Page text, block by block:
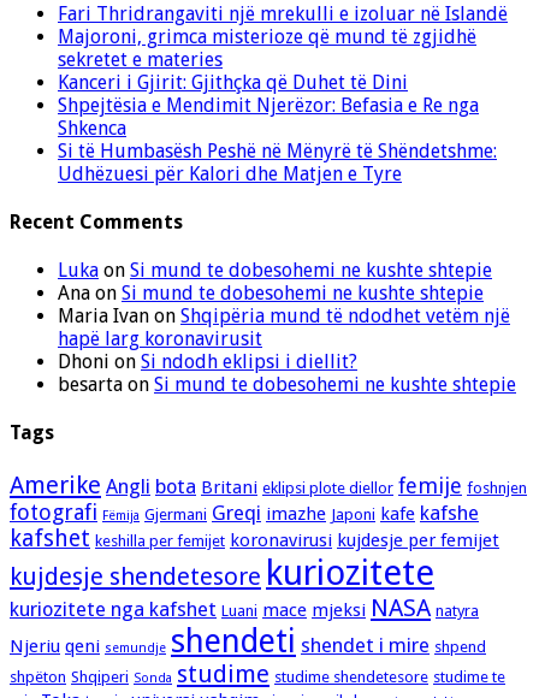
Fari Thridrangaviti një mrekulli e izoluar në Islandë
Majoroni, grimca misterioze që mund të zgjidhë
sekretet e materies
Kanceri i Gjirit: Gjithçka që Duhet të Dini
Shpejtësia e Mendimit Njerëzor: Befasia e Re nga
Shkenca
Si të Humbasësh Peshë në Mënyrë të Shëndetshme:
Udhëzuesi për Kalori dhe Matjen e Tyre
Recent Comments
Luka on Si mund te dobesohemi ne kushte shtepie
Ana on Si mund te dobesohemi ne kushte shtepie
Maria Ivan on Shqipëria mund të ndodhet vetëm një
hapë larg koronavirusit
Dhoni on Si ndodh eklipsi i diellit?
besarta on Si mund te dobesohemi ne kushte shtepie
Tags
Amerike Angli bota Britani eklipsi plote diellor femije foshnjen
fotografi Fëmija Gjermani Greqi imazhe Japoni kafe kafshe
kafshet keshilla per femijet koronavirusi kujdesje per femijet
kujdesje shendetesore kuriozitete
kuriozitete nga kafshet Luani mace mjeksi NASA natyra
Njeriu qeni semundje shendeti shendet i mire shpend
shpëton Shqiperi Sonda studime studime shendetesore studime te